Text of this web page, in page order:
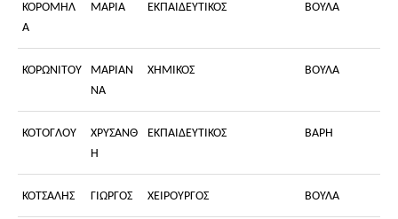
ΚΟΡΟΜΗΛ
Α
ΜΑΡΙΑ ΕΚΠΑΙΔΕΥΤΙΚΟΣ ΒΟΥΛΑ
ΚΟΡΩΝΙΤΟΥ
ΜΑΡΙΑΝ
ΝΑ
ΧΗΜΙΚΟΣ ΒΟΥΛΑ
ΚΟΤΟΓΛΟΥ
ΧΡΥΣΑΝΘ
Η
ΕΚΠΑΙΔΕΥΤΙΚΟΣ ΒΑΡΗ
ΚΟΤΣΑΛΗΣ ΓΙΩΡΓΟΣ ΧΕΙΡΟΥΡΓΟΣ ΒΟΥΛΑ